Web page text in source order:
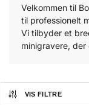
Velkommen til
til professionelt
Vi tilbyder et
minigravere,
VIS FILTRE